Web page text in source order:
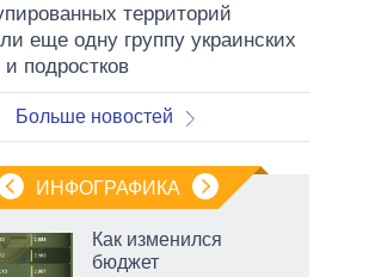
территорий
еще одну группу украинских
и подростков
Больше новостей
ИНФОГРАФИКА
Как изменился
бюджет